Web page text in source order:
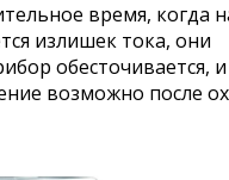
время, когда
излишек тока, они
обесточивается, и
возможно после